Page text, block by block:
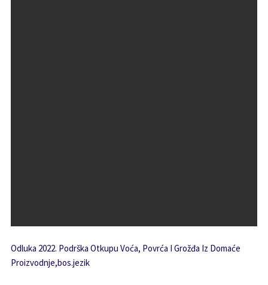
Odluka 2022. Podrška Otkupu Voća, Povrća I Grožđa Iz Domaće
Proizvodnje,bos.jezik